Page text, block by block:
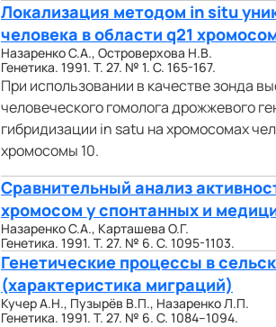
Локализация методом in situ
человека в области q21
Назаренко С.А., Островерхова Н.В.
Генетика. 1991. Т. 27. № 1. С. 165-167.
При использовании в качестве зонда
человеческого гомолога дрожжевого
гибридизации in satu на хромосомах
хромосомы 10.
Сравнительный анализ
хромосом у спонтанных и
Назаренко С.А., Карташева О.Г.
Генетика. 1991. Т. 27. № 6. С. 1095-1103.
Генетические процессы в
(характеристика миграций)
Кучер А.Н., Пузырёв В.П., Назаренко Л.П.
Генетика. 1991. Т. 27. № 6. С. 1084–1094.